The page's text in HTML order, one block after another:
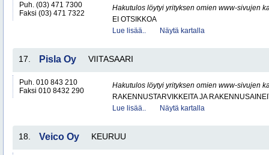
Puh. (03) 471 7300
Faksi (03) 471 7322
Hakutulos löytyi yrityksen omien www-sivujen
EI OTSIKKOA
Lue lisää..
Näytä kartalla
17. Pisla Oy VIITASAARI
Puh. 010 843 210
Faksi 010 8432 290
Hakutulos löytyi yrityksen omien www-sivujen
RAKENNUSTARVIKKEITA JA
Lue lisää..
Näytä kartalla
18. Veico Oy KEURUU